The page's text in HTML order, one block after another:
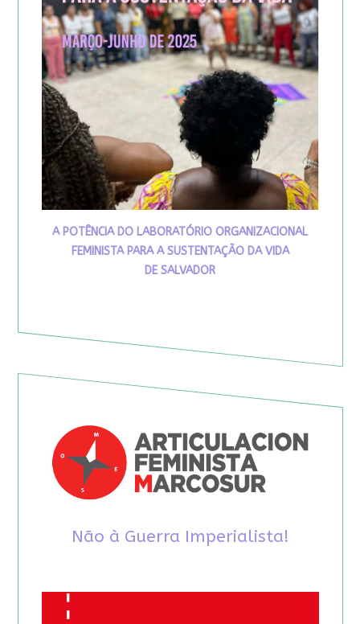
A POTÊNCIA DO LABORATÓRIO ORGANIZACIONAL
FEMINISTA PARA A SUSTENTAÇÃO DA VIDA
DE SALVADOR
Não à Guerra Imperialista!